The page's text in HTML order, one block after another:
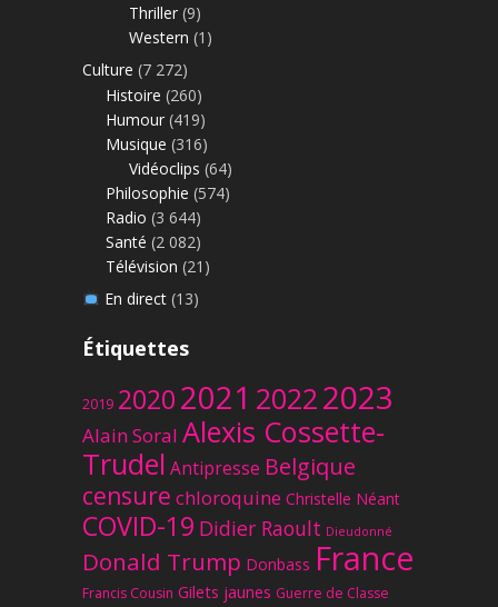
Thriller (9)
Western (1)
Culture (7 272)
Histoire (260)
Humour (419)
Musique (316)
Vidéoclips (64)
Philosophie (574)
Radio (3 644)
Santé (2 082)
Télévision (21)
En direct(13)
Étiquettes
2019 20202021 20222023
Alain Soral Alexis Cossette-
Trudel Antipresse Belgique
censure chloroquine Christelle Néant
COVID-19 Didier Raoult Dieudonné
Donald Trump Donbass France
Francis Cousin Gilets jaunes Guerre de Classe